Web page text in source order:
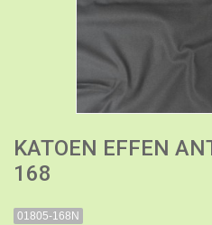
KATOEN EFFEN
168
01805-168N